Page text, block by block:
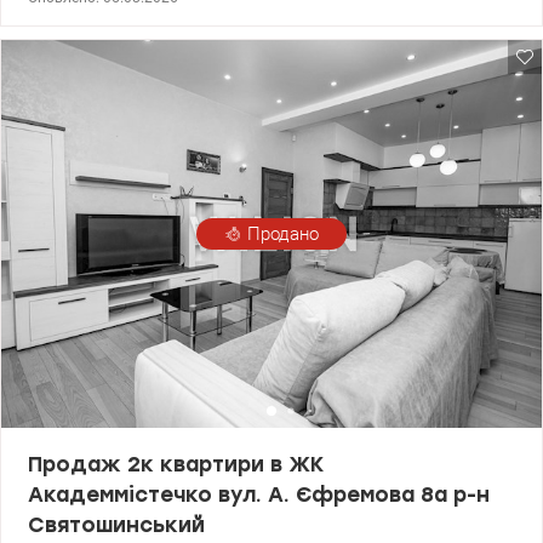
сантехніку. Заїжджай і живи! Будинок: – Панельний – Новий
швидкісний ліфт – Домофон Інфраструктура- поруч усе
необхідне для комфортного життя: *Школи та садочки
*Магазини, аптеки *Поліклініка *Салони краси *Сквери та зони
відпочинку Дзвоніть для перегляду або додаткової інформації!
Квартира чекає на свого нового власника
Продано
Продаж 2к квартири в ЖК
Академмістечко вул. А. Єфремова 8а р-н
Святошинський